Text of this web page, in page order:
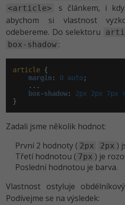
<article>
s článkem, i
abychom si vlastnost
odebereme. Do selektoru
box-shadow :
article {
margin : 0 auto;
    ...
box-shadow: 2px 2px 7px
}
Zadali jsme několik hodnot:
První 2 hodnoty ( 2px 2px )
Třetí hodnotou ( 7px ) je
Poslední hodnotou je barva.
Vlastnost ostyluje
Podívejme se na výsledek: